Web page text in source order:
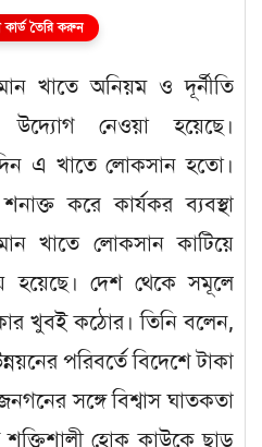
তৈরি করুন
খাতে অনিয়ম ও দূর্নীতি
নেওয়া হয়েছে।
এ খাতে লোকসান হতো।
করে কার্যকর ব্যবস্থা
খাতে লোকসান কাটিয়ে
দেশ থেকে সমূলে
খুবই কঠোর। তিনি বলেন,
পরিবর্তে বিদেশে টাকা
সঙ্গে বিশ্বাস ঘাতকতা
শক্তিশালী হোক কাউকে ছাড়